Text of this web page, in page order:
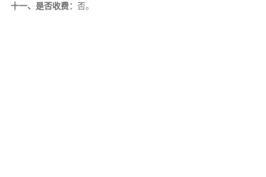
十一、是否收费： 否。